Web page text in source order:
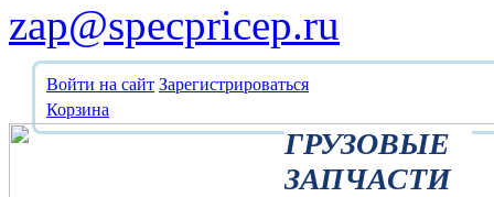
zap@specpricep.ru
Войти на сайт Зарегистрироваться
Корзина
ГРУЗОВЫЕ
ЗАПЧАСТИ